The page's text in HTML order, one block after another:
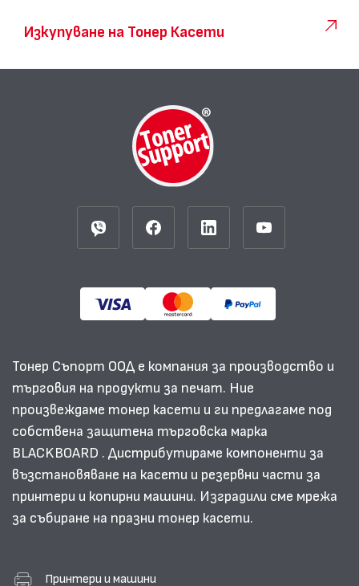
Изкупуване на Тонер Касети
Тонер Съпорт ООД е компания за производство и
търговия на продукти за печат. Ние
произвеждаме тонер касети и ги предлагаме под
собствена защитена търговска марка
BLACKBOARD . Дистрибутираме компоненти за
възстановяване на касети и резервни части за
принтери и копирни машини. Изградили сме мрежа
за събиране на празни тонер касети.
Принтери и машини